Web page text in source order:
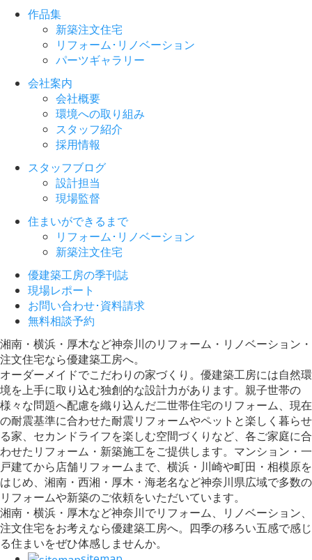
作品集
新築注文住宅
リフォーム･リノベーション
パーツギャラリー
会社案内
会社概要
環境への取り組み
スタッフ紹介
採用情報
スタッフブログ
設計担当
現場監督
住まいができるまで
リフォーム･リノベーション
新築注文住宅
優建築工房の季刊誌
現場レポート
お問い合わせ･資料請求
無料相談予約
湘南・横浜・厚木など神奈川のリフォーム・リノベーション・
注文住宅なら優建築工房へ。
オーダーメイドでこだわりの家づくり。優建築工房には自然環
境を上手に取り込む独創的な設計力があります。親子世帯の
様々な問題へ配慮を織り込んだ二世帯住宅のリフォーム、現在
の耐震基準に合わせた耐震リフォームやペットと楽しく暮らせ
る家、セカンドライフを楽しむ空間づくりなど、各ご家庭に合
わせたリフォーム・新築施工をご提供します。マンション・一
戸建てから店舗リフォームまで、横浜・川崎や町田・相模原を
はじめ、湘南・西湘・厚木・海老名など神奈川県広域で多数の
リフォームや新築のご依頼をいただいています。
湘南・横浜・厚木など神奈川でリフォーム、リノベーション、
注文住宅をお考えなら優建築工房へ。四季の移ろい五感で感じ
る住まいをぜひ体感しませんか。